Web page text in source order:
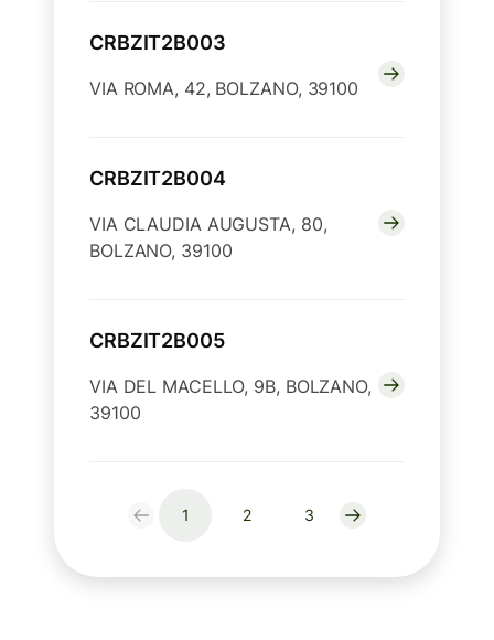
CRBZIT2B003
VIA ROMA, 42, BOLZANO, 39100
CRBZIT2B004
VIA CLAUDIA AUGUSTA, 80,
BOLZANO, 39100
CRBZIT2B005
VIA DEL MACELLO, 9B, BOLZANO,
39100
1 2 3